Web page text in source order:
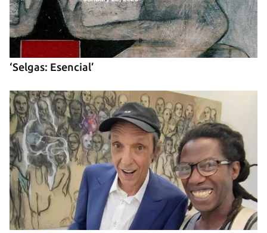
Guardar como favorito
Para poder guardar como favorito, primero has de
iniciar sesión con tu cuenta de 14ymedio.
INICIAR SESIÓN CANCELAR
‘Selgas: Esencial’